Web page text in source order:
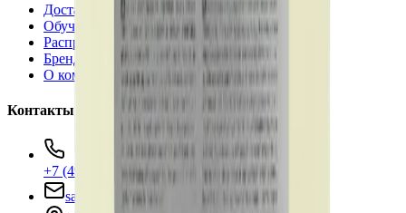
Доставка и оплата
Обучение
Распродажа
Бренды
О компании
Контакты
+7 (495) 135-35-99
sales@insafe.ru